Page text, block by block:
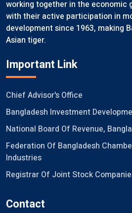
working together in the economic
with their active participation in
development since 1963, making
Asian tiger.
Important Link
Chief Advisor's Office
Bangladesh Investment
National Board Of Revenue,
Federation Of Bangladesh
Industries
Registrar Of Joint Stock
Contact